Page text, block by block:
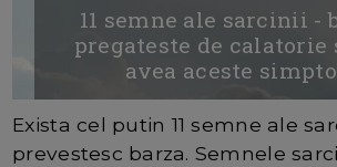
11 semne ale sarcinii -
pregateste de calatorie
avea aceste
Exista cel putin 11 semne ale
prevestesc barza. Semnele